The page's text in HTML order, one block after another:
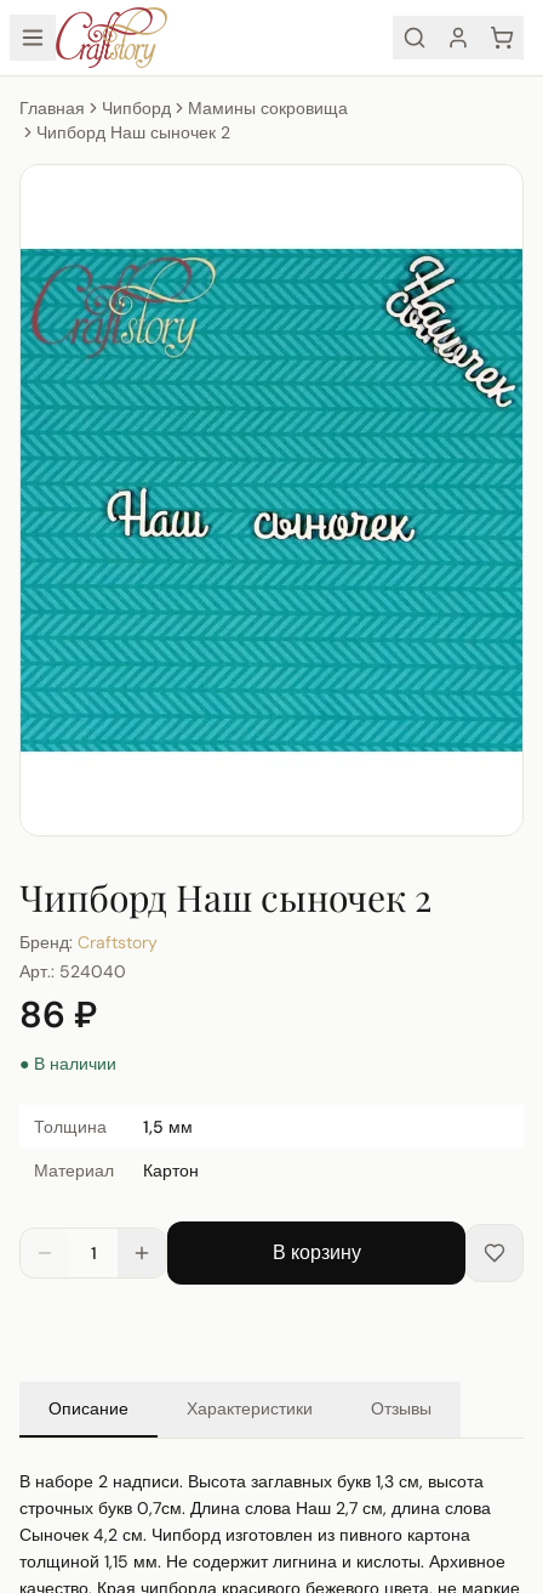
Главная Чипборд
Мамины сокровища
Чипборд Наш сыночек 2
Чипборд Наш сыночек 2
Бренд: Craftstory
Арт.: 524040
86 ₽
● В наличии
Толщина
1,5 мм
Материал
Картон
1 В корзину
Описание Характеристики Отзывы
В наборе 2 надписи. Высота заглавных букв 1,3 см, высота
строчных букв 0,7см. Длина слова Наш 2,7 см, длина слова
Сыночек 4,2 см. Чипборд изготовлен из пивного картона
толщиной 1,15 мм. Не содержит лигнина и кислоты. Архивное
качество. Края чипборда красивого бежевого цвета, не маркие